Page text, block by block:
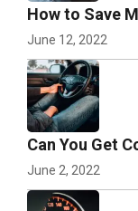
How to Save
June 12, 2022
Can You Get
June 2, 2022